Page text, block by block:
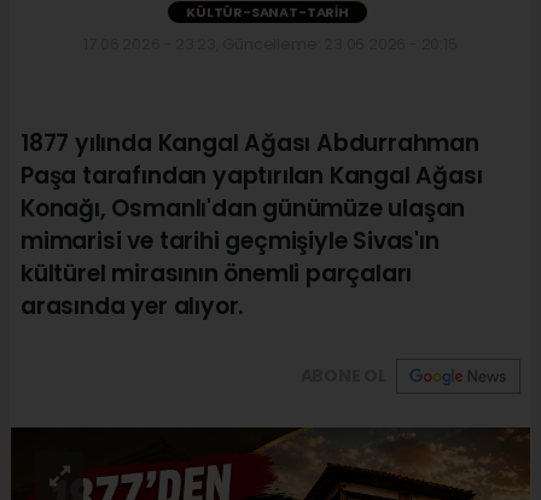
KÜLTÜR-SANAT-TARIH
1877 yılında Kangal Ağası Abdurrahman
Paşa tarafından yaptırılan Kangal Ağası
Konağı, Osmanlı'dan günümüze ulaşan
mimarisi ve tarihi geçmişiyle Sivas'ın
kültürel mirasının önemli parçaları
arasında yer alıyor.